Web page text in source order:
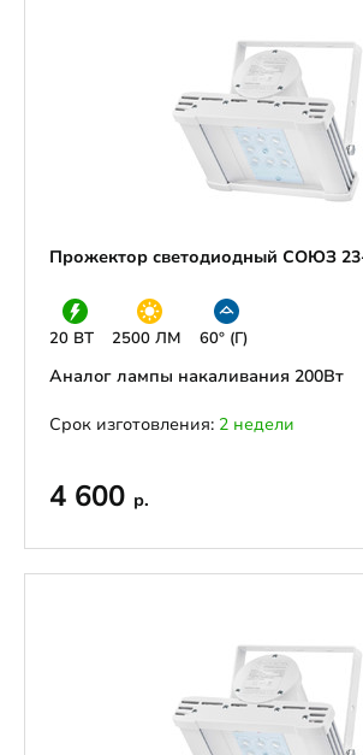
Прожектор светодиодный СОЮЗ
20 ВТ 2500 ЛМ 60° (Г)
Аналог лампы накаливания 200Вт
Срок изготовления: 2 недели
4 600 р.